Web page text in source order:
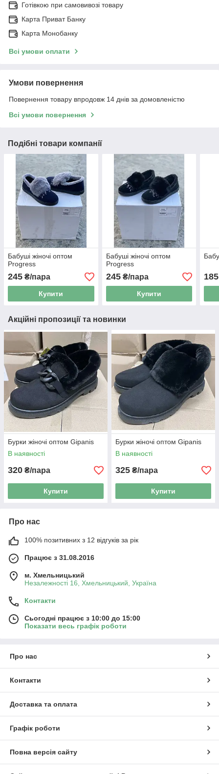
Готівкою при самовивозі товару
Карта Приват Банку
Карта Монобанку
Всі умови оплати
Умови повернення
Повернення товару впродовж 14 днів за домовленістю
Всі умови повернення
Подібні товари компанії
Бабуші жіночі оптом
Progress
245 ₴/пара
Купити
Бабуші жіночі оптом
Progress
245₴/пара
Купити
185
Акційні пропозиції та новинки
Бурки жіночі оптом Gipanis
В наявності
320 ₴/пара
Купити
Бурки жіночі оптом Gipanis
В наявності
325 ₴/пара
Купити
Про нас
100% позитивних з 12 відгуків за рік
Працює з 31.08.2016
м. Хмельницький
Незалежності 16, Хмельницький, Україна
Контакти
Сьогодні працює з 10:00 до 15:00
Показати весь графік роботи
Про нас
Контакти
Доставка та оплата
Графік роботи
Повна версія сайту